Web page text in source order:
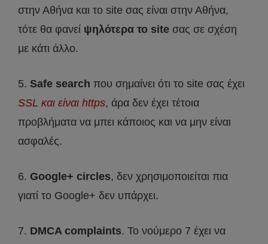
στην Αθήνα και το site σας είναι στην Αθήνα,
τότε θα φανεί ψηλότερα το site σας σε σχέση
με κάτι άλλο.
5. Safe search που σημαίνει ότι το site σας έχει
SSL και είναι https, άρα δεν έχει τέτοια
προβλήματα να μπει κάποιος και να μην είναι
ασφαλές.
6. Google+ circles, δεν χρησιμοποιείται πια
γιατί το Google+ δεν υπάρχει.
7. DMCA complaints. Το νούμερο 7 έχει να